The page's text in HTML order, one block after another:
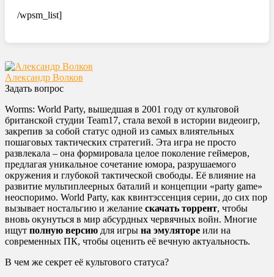
/wpsm_list]
Александр Волков
Задать вопрос
Worms: World Party, вышедшая в 2001 году от культовой
британской студии Team17, стала вехой в истории видеоигр,
закрепив за собой статус одной из самых влиятельных
пошаговых тактических стратегий. Эта игра не просто
развлекала – она формировала целое поколение геймеров,
предлагая уникальное сочетание юмора, разрушаемого
окружения и глубокой тактической свободы. Её влияние на
развитие мультиплеерных баталий и концепции «party game»
неоспоримо. World Party, как квинтэссенция серии, до сих пор
вызывает ностальгию и желание скачать торрент, чтобы
вновь окунуться в мир абсурдных червячных войн. Многие
ищут полную версию для игры на эмуляторе или на
современных ПК, чтобы оценить её вечную актуальность.
В чем же секрет её культового статуса?